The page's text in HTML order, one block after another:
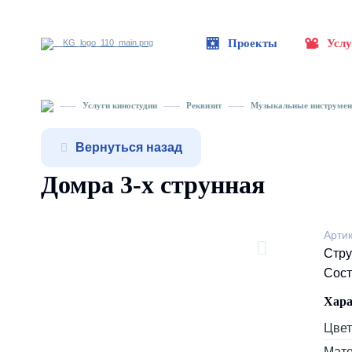
Проекты
Услуги киностудии Реквизит Музыкальные
Вернуться назад
Домра 3-х струнная
Цвет